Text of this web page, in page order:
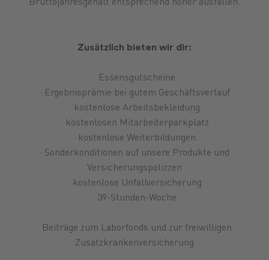
Bruttojahresgehalt entsprechend höher ausfallen.
Zusätzlich bieten wir dir:
· Essensgutscheine
· Ergebnisprämie bei gutem Geschäftsverlauf
· kostenlose Arbeitsbekleidung
· kostenlosen Mitarbeiterparkplatz
· kostenlose Weiterbildungen
· Sonderkonditionen auf unsere Produkte und
Versicherungspolizzen
· kostenlose Unfallversicherung
· 39-Stunden-Woche
· Beiträge zum Laborfonds und zur freiwilligen
Zusatzkrankenversicherung